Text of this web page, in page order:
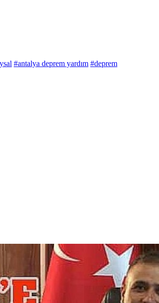
#antalya deprem yardım #deprem